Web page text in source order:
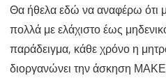
Θα ήθελα εδώ να αναφέρω ότι
πολλά με ελάχιστο έως
παράδειγμα, κάθε χρόνο η
διοργανώνει την άσκηση